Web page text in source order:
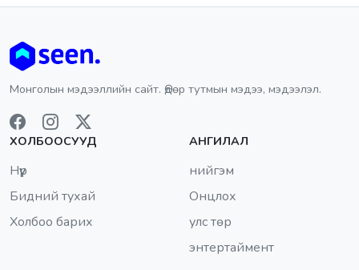
Монголын мэдээллийн сайт. Өдөр тутмын мэдээ, мэдээлэл.
ХОЛБООСУУД
Нүүр
Бидний тухай
Холбоо барих
АНГИЛАЛ
нийгэм
Онцлох
улс төр
энтертаймент